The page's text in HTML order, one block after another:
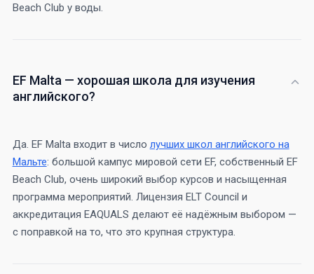
Beach Club у воды.
EF Malta — хорошая школа для изучения
английского?
Да. EF Malta входит в число лучших школ английского на
Мальте: большой кампус мировой сети EF, собственный EF
Beach Club, очень широкий выбор курсов и насыщенная
программа мероприятий. Лицензия ELT Council и
аккредитация EAQUALS делают её надёжным выбором —
с поправкой на то, что это крупная структура.